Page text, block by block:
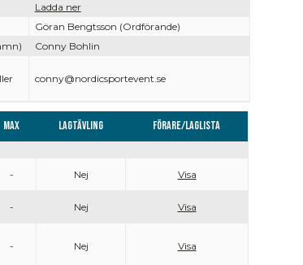
Ladda ner
Göran Bengtsson (Ordförande)
Conny Bohlin
conny@nordicsportevent.se
Max Lagtävling Förare/Laglista
- Nej Visa
- Nej Visa
- Nej Visa